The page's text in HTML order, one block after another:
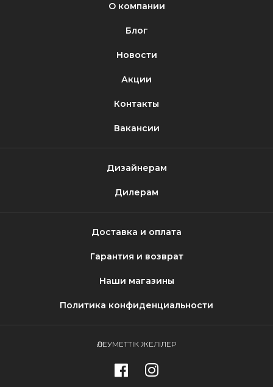
О компании
Блог
Новости
Акции
Контакты
Вакансии
Дизайнерам
Дилерам
Доставка и оплата
Гарантия и возврат
Наши магазины
Политика конфиденциальности
ӘЛЕУМЕТТІК ЖЕЛІЛЕР